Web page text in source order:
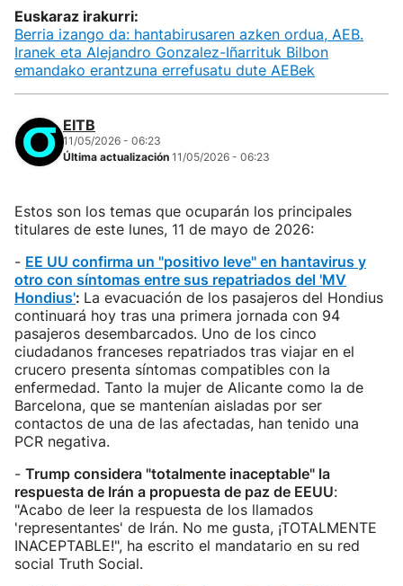
Euskaraz irakurri:
Berria izango da: hantabirusaren azken ordua, AEB.
Iranek eta Alejandro Gonzalez-Iñarrituk Bilbon
emandako erantzuna errefusatu dute AEBek
EITB
11/05/2026 - 06:23
Última actualización 11/05/2026 - 06:23
Estos son los temas que ocuparán los principales
titulares de este lunes, 11 de mayo de 2026:
- EE UU confirma un "positivo leve" en hantavirus y
otro con síntomas entre sus repatriados del 'MV
Hondius': La evacuación de los pasajeros del Hondius
continuará hoy tras una primera jornada con 94
pasajeros desembarcados. Uno de los cinco
ciudadanos franceses repatriados tras viajar en el
crucero presenta síntomas compatibles con la
enfermedad. Tanto la mujer de Alicante como la de
Barcelona, que se mantenían aisladas por ser
contactos de una de las afectadas, han tenido una
PCR negativa.
- Trump considera "totalmente inaceptable" la
respuesta de Irán a propuesta de paz de EEUU:
"Acabo de leer la respuesta de los llamados
'representantes' de Irán. No me gusta, ¡TOTALMENTE
INACEPTABLE!", ha escrito el mandatario en su red
social Truth Social.